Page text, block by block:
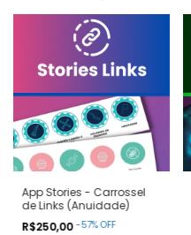
App Stories - Carrossel
de Links (Anuidade)
R$250,00-57%OFF